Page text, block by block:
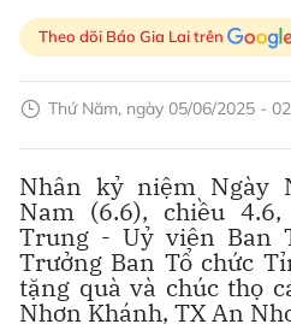
Theo dõi Báo Gia Lai trên
Thứ Năm, ngày 05/06/2025 -
Nhân kỷ niệm Ngày
Nam (6.6), chiều
Trung - Uỷ viên Ban
Trưởng Ban Tổ chức
tặng quà và chúc thọ
Nhơn Khánh, TX An